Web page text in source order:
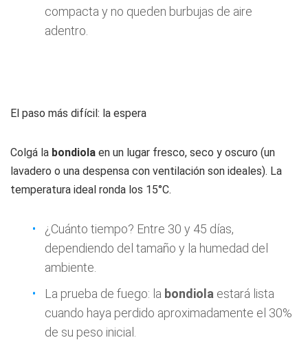
compacta y no queden burbujas de aire
adentro.
El paso más difícil: la espera
Colgá la bondiola en un lugar fresco, seco y oscuro (un
lavadero o una despensa con ventilación son ideales). La
temperatura ideal ronda los 15°C.
¿Cuánto tiempo? Entre 30 y 45 días,
dependiendo del tamaño y la humedad del
ambiente.
La prueba de fuego: la bondiola estará lista
cuando haya perdido aproximadamente el 30%
de su peso inicial.